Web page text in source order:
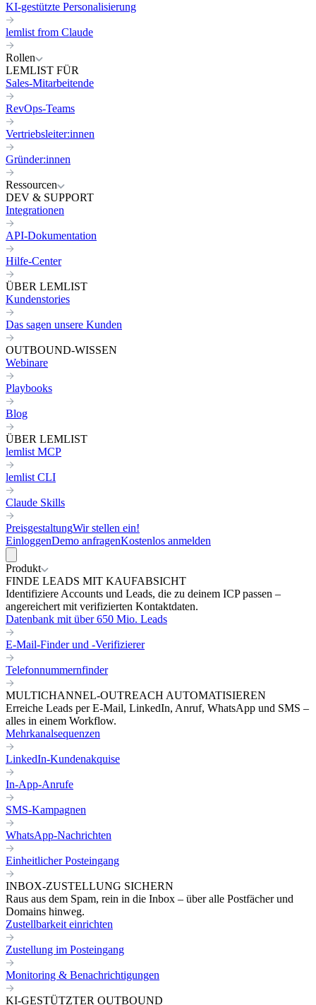
KI-gestützte Personalisierung
lemlist from Claude
Rollen
LEMLIST FÜR
Sales-Mitarbeitende
RevOps-Teams
Vertriebsleiter:innen
Gründer:innen
Ressourcen
DEV & SUPPORT
Integrationen
API-Dokumentation
Hilfe-Center
ÜBER LEMLIST
Kundenstories
Das sagen unsere Kunden
OUTBOUND-WISSEN
Webinare
Playbooks
Blog
ÜBER LEMLIST
lemlist MCP
lemlist CLI
Claude Skills
PreisgestaltungWir stellen ein!
EinloggenDemo anfragenKostenlos anmelden
Produkt
FINDE LEADS MIT KAUFABSICHT
Identifiziere Accounts und Leads, die zu deinem ICP passen –
angereichert mit verifizierten Kontaktdaten.
Datenbank mit über 650 Mio. Leads
E-Mail-Finder und -Verifizierer
Telefonnummernfinder
MULTICHANNEL-OUTREACH AUTOMATISIEREN
Erreiche Leads per E-Mail, LinkedIn, Anruf, WhatsApp und SMS –
alles in einem Workflow.
Mehrkanalsequenzen
LinkedIn-Kundenakquise
In-App-Anrufe
SMS-Kampagnen
WhatsApp-Nachrichten
Einheitlicher Posteingang
INBOX-ZUSTELLUNG SICHERN
Raus aus dem Spam, rein in die Inbox – über alle Postfächer und
Domains hinweg.
Zustellbarkeit einrichten
Zustellung im Posteingang
Monitoring & Benachrichtigungen
KI-GESTÜTZTER OUTBOUND